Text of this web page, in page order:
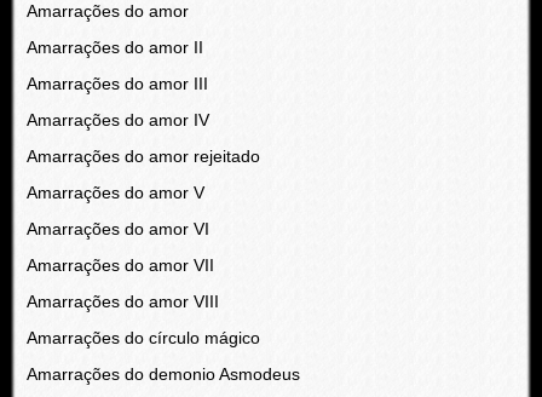
Amarrações do amor
Amarrações do amor II
Amarrações do amor III
Amarrações do amor IV
Amarrações do amor rejeitado
Amarrações do amor V
Amarrações do amor VI
Amarrações do amor VII
Amarrações do amor VIII
Amarrações do círculo mágico
Amarrações do demonio Asmodeus